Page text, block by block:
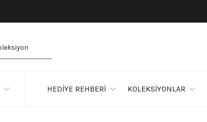
HEDİYE REHBERİ KOLEKSİYONLAR